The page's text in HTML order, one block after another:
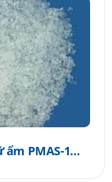
PMAS-1